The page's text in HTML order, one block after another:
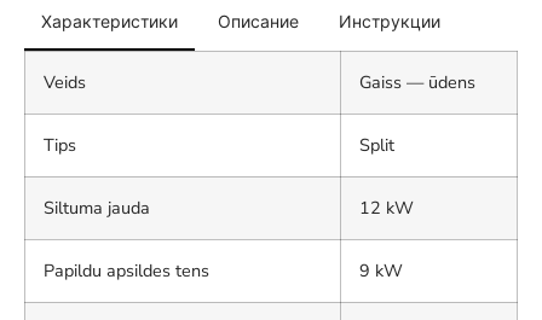
Характеристики Описание Инструкции
Veids Gaiss — ūdens
Tips Split
Siltuma jauda 12 kW
Papildu apsildes tens 9 kW